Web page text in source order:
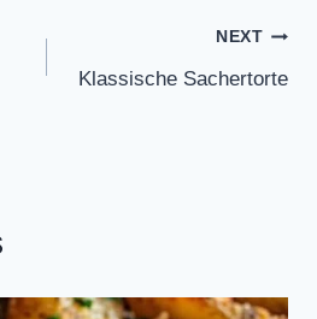
NEXT
Klassische Sachertorte